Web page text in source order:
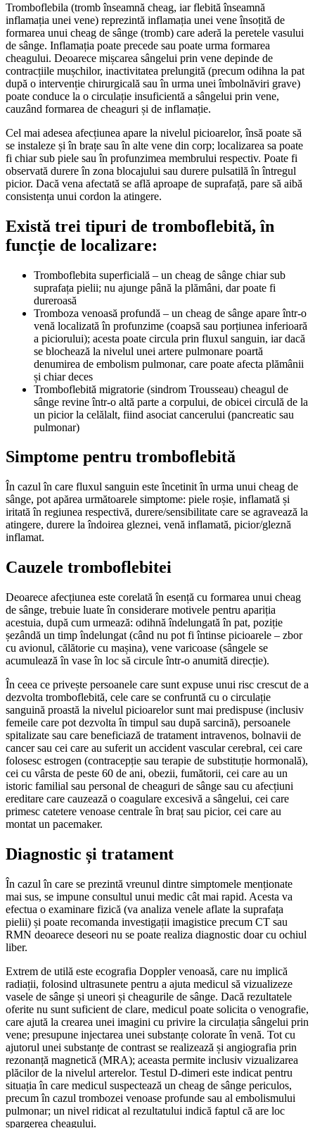
Tromboflebila (tromb înseamnă cheag, iar flebită înseamnă
inflamația unei vene) reprezintă inflamația unei vene însoțită de
formarea unui cheag de sânge (tromb) care aderă la peretele vasului
de sânge. Inflamația poate precede sau poate urma formarea
cheagului. Deoarece mișcarea sângelui prin vene depinde de
contracțiile mușchilor, inactivitatea prelungită (precum odihna la pat
după o intervenție chirurgicală sau în urma unei îmbolnăviri grave)
poate conduce la o circulație insuficientă a sângelui prin vene,
cauzând formarea de cheaguri și de inflamație.
Cel mai adesea afecțiunea apare la nivelul picioarelor, însă poate să
se instaleze și în brațe sau în alte vene din corp; localizarea sa poate
fi chiar sub piele sau în profunzimea membrului respectiv. Poate fi
observată durere în zona blocajului sau durere pulsatilă în întregul
picior. Dacă vena afectată se află aproape de suprafață, pare să aibă
consistența unui cordon la atingere.
Există trei tipuri de tromboflebită, în
funcție de localizare:
Tromboflebita superficială – un cheag de sânge chiar sub
suprafața pielii; nu ajunge până la plămâni, dar poate fi
dureroasă
Tromboza venoasă profundă – un cheag de sânge apare într-o
venă localizată în profunzime (coapsă sau porțiunea inferioară
a piciorului); acesta poate circula prin fluxul sanguin, iar dacă
se blochează la nivelul unei artere pulmonare poartă
denumirea de embolism pulmonar, care poate afecta plămânii
și chiar deces
Tromboflebită migratorie (sindrom Trousseau) cheagul de
sânge revine într-o altă parte a corpului, de obicei circulă de la
un picior la celălalt, fiind asociat cancerului (pancreatic sau
pulmonar)
Simptome pentru tromboflebită
În cazul în care fluxul sanguin este încetinit în urma unui cheag de
sânge, pot apărea următoarele simptome: piele roșie, inflamată și
iritată în regiunea respectivă, durere/sensibilitate care se agravează la
atingere, durere la îndoirea gleznei, venă inflamată, picior/gleznă
inflamat.
Cauzele tromboflebitei
Deoarece afecțiunea este corelată în esență cu formarea unui cheag
de sânge, trebuie luate în considerare motivele pentru apariția
acestuia, după cum urmează: odihnă îndelungată în pat, poziție
șezândă un timp îndelungat (când nu pot fi întinse picioarele – zbor
cu avionul, călătorie cu mașina), vene varicoase (sângele se
acumulează în vase în loc să circule într-o anumită direcție).
În ceea ce privește persoanele care sunt expuse unui risc crescut de a
dezvolta tromboflebită, cele care se confruntă cu o circulație
sanguină proastă la nivelul picioarelor sunt mai predispuse (inclusiv
femeile care pot dezvolta în timpul sau după sarcină), persoanele
spitalizate sau care beneficiază de tratament intravenos, bolnavii de
cancer sau cei care au suferit un accident vascular cerebral, cei care
folosesc estrogen (contracepție sau terapie de substituție hormonală),
cei cu vârsta de peste 60 de ani, obezii, fumătorii, cei care au un
istoric familial sau personal de cheaguri de sânge sau cu afecțiuni
ereditare care cauzează o coagulare excesivă a sângelui, cei care
primesc catetere venoase centrale în braț sau picior, cei care au
montat un pacemaker.
Diagnostic și tratament
În cazul în care se prezintă vreunul dintre simptomele menționate
mai sus, se impune consultul unui medic cât mai rapid. Acesta va
efectua o examinare fizică (va analiza venele aflate la suprafața
pielii) și poate recomanda investigații imagistice precum CT sau
RMN deoarece deseori nu se poate realiza diagnostic doar cu ochiul
liber.
Extrem de utilă este ecografia Doppler venoasă, care nu implică
radiații, folosind ultrasunete pentru a ajuta medicul să vizualizeze
vasele de sânge și uneori și cheagurile de sânge. Dacă rezultatele
oferite nu sunt suficient de clare, medicul poate solicita o venografie,
care ajută la crearea unei imagini cu privire la circulația sângelui prin
vene; presupune injectarea unei substanțe colorate în venă. Tot cu
ajutorul unei substanțe de contrast se realizează și angiografia prin
rezonanță magnetică (MRA); aceasta permite inclusiv vizualizarea
plăcilor de la nivelul arterelor. Testul D-dimeri este indicat pentru
situația în care medicul suspectează un cheag de sânge periculos,
precum în cazul trombozei venoase profunde sau al embolismului
pulmonar; un nivel ridicat al rezultatului indică faptul că are loc
spargerea cheagului.